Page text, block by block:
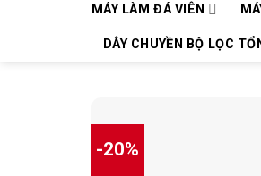
MÁY LÀM ĐÁ VIÊN
DÂY CHUYỀN BỘ LỌC
-20%